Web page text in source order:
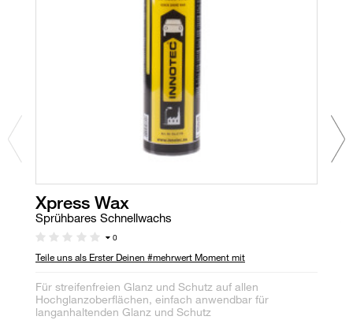
Xpress Wax
Sprühbares Schnellwachs
0
Teile uns als Erster Deinen #mehrwert Moment mit
Für streifenfreien Glanz und Schutz auf allen
Hochglanzoberflächen, einfach anwendbar für
langanhaltenden Glanz und Schutz